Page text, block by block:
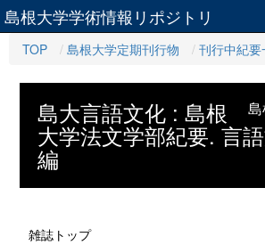
島根大学学術情報リポジトリ
TOP 島根大学定期刊行物 刊行中紀要
島大言語文化 : 島根
大学法文学部紀要. 言
編
雑誌トップ